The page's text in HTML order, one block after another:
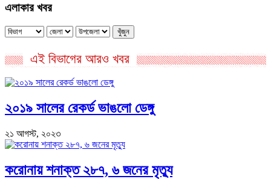
এলাকার খবর
খুঁজুন
এই বিভাগের আরও খবর
২০১৯ সালের রেকর্ড ভাঙলো ডেঙ্গু
২১ আগস্ট, ২০২৩
করোনায় শনাক্ত ২৮৭, ৬ জনের মৃত্যু